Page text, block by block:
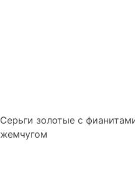
Серьги золотые с
жемчугом